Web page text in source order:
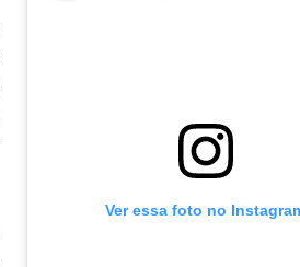
Ver essa foto no